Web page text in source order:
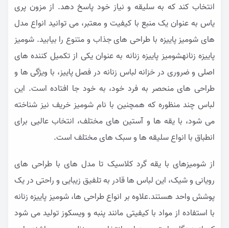
انتخاب کند که به سلیقه و نیاز خود پاسخ دهد. از مزون پری
یاس به عنوان یک منبع با کیفیت و معتبر، می توانید انواع مدل
های شومیز پاییزه با طراحی های جذاب و متنوع را بیابید. شومیز
پاییزه زنانهشومیز پاییزه زنانه به عنوان یکی از تکمیل کننده های
اصلی و ضروری در خزانه لباس زنانه در فصل پاییز، با ویژگی ها و
طراحی های منحصر به فرد خود، به خود جا افتاده است. این
لباس چند منظوره که همچنین با نام شومیز خریف نیز شناخته
می شود، با یقه ها و آستین های مختلف، انتخاب عالیی برای
انطباق با انواع سلیقه ها و سبک های مختلف است.
از شومیزهای با یقه گرد کلاسیک تا مدل های با طراحی های
رویانی و شیک، این لباس ها قادر به تلفیق زیبایی و راحتی در یک
پوشش واحد هستند.علاوه بر انواع طراحی ها، شومیز پاییزه زنانه
با استفاده از مواد با کیفیتی مانند پنبه و ویسکوز تولید می شود